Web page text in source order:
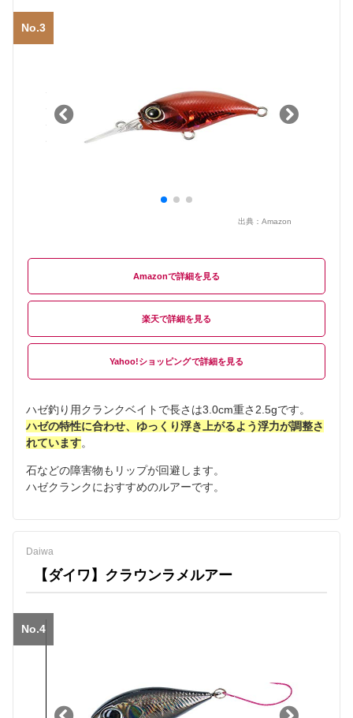
No.3
出典： Amazon
Amazon
楽天
Yahoo!ショッピング
ハゼ釣り用クランクベイトで長さは3.0cm重さ2.5gです。
ハゼの特性に合わせ、ゆっくり浮き上がるよう浮力が調整さ
れています。
石などの障害物もリップが回避します。
ハゼクランクにおすすめのルアーです。
Daiwa
【ダイワ】クラウンラメルアー
No.4